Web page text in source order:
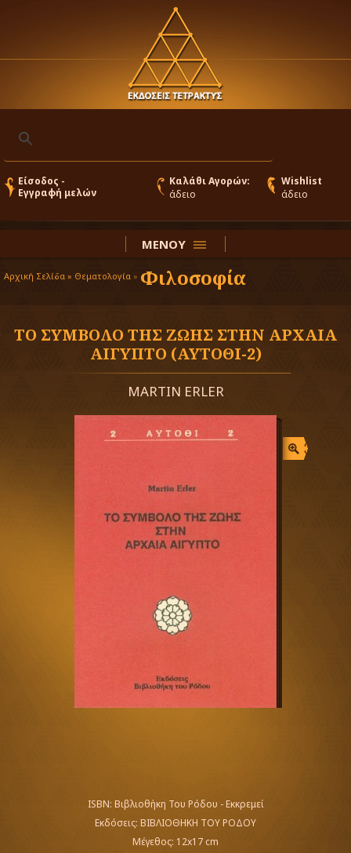
Είσοδος -
Εγγραφή μελών
Καλάθι Αγορών:
άδειο
Wishlist
άδειο
ΜΕΝΟΥ
Αρχική Σελίδα » Θεματολογία » Φιλοσοφία
ΤΟ ΣΥΜΒΟΛΟ ΤΗΣ ΖΩΗΣ ΣΤΗΝ ΑΡΧΑΙΑ
ΑΙΓΥΠΤΟ (ΑΥΤΟΘΙ-2)
MARTIN ERLER
ISBN: Βιβλιοθήκη Του Ρόδου - Εκκρεμεί
Εκδόσεις: ΒΙΒΛΙΟΘΗΚΗ ΤΟΥ ΡΟΔΟΥ
Μέγεθος: 12x17 cm